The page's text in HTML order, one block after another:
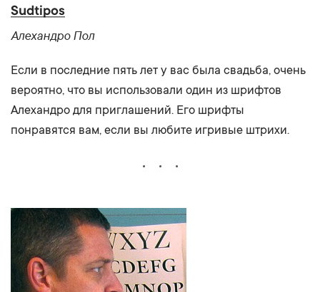
Sudtipos
Алехандро Пол
Если в последние пять лет у вас была свадьба, очень
вероятно, что вы использовали один из шрифтов
Алехандро для приглашений. Его шрифты
понравятся вам, если вы любите игривые штрихи.